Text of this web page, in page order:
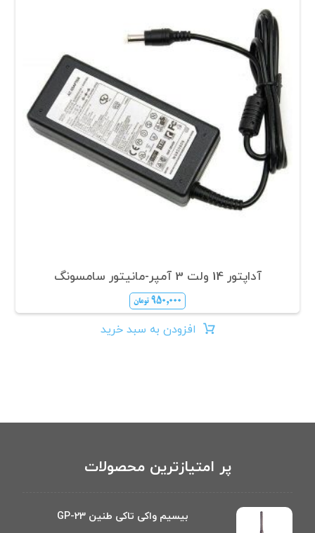
آداپتور 14 ولت 3 آمپر-مانیتور سامسونگ
۹۵۰,۰۰۰ تومان
افزودن به سبد خرید
پر امتیازترین محصولات
بیسیم واکی تاکی طنین GP-23